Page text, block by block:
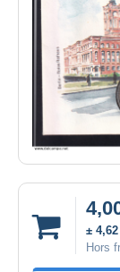
±
Hors